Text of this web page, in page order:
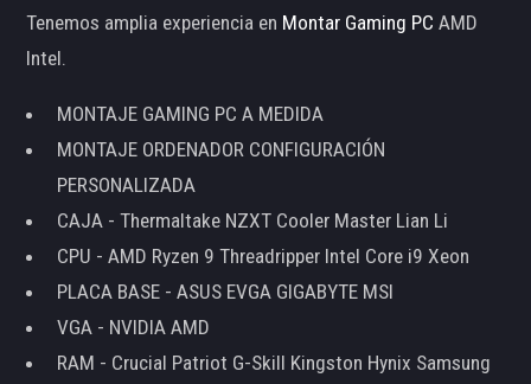
Tenemos amplia experiencia en Montar Gaming PC AMD
Intel.
MONTAJE GAMING PC A MEDIDA
MONTAJE ORDENADOR CONFIGURACIÓN
PERSONALIZADA
CAJA - Thermaltake NZXT Cooler Master Lian Li
CPU - AMD Ryzen 9 Threadripper Intel Core i9 Xeon
PLACA BASE - ASUS EVGA GIGABYTE MSI
VGA - NVIDIA AMD
RAM - Crucial Patriot G-Skill Kingston Hynix Samsung